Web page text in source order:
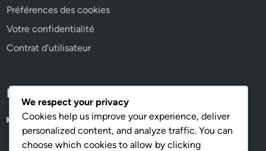
Préférences des cookies
Votre confidentialité
Contrat d’utilisateur
Language
French▾
We respect your privacy
Cookies help us improve your experience, deliver
personalized content, and analyze traffic. You can
choose which cookies to allow by clicking